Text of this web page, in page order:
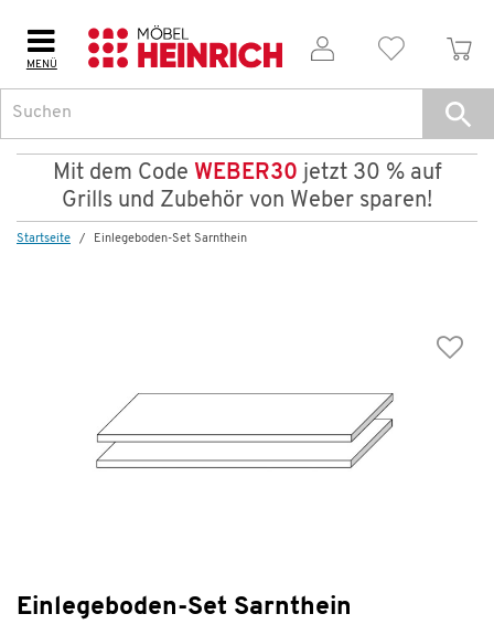
MENÜ
Mit dem Code WEBER30 jetzt 30 % auf
Grills und Zubehör von Weber sparen!
Startseite Einlegeboden-Set Sarnthein
Einlegeboden-Set Sarnthein
Weitere Artikel aus der Serie